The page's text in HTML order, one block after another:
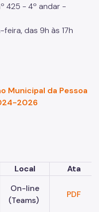
425 - 4º andar -
das 9h às 17h
Municipal da Pessoa
2026
Local Ata
On-line
(Teams)
PDF